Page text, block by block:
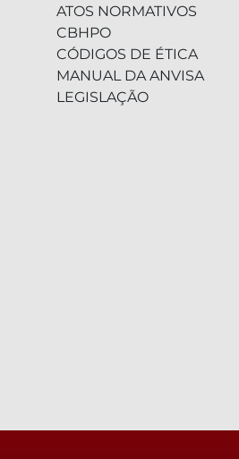
ATOS NORMATIVOS
CBHPO
CÓDIGOS DE ÉTICA
MANUAL DA ANVISA
LEGISLAÇÃO